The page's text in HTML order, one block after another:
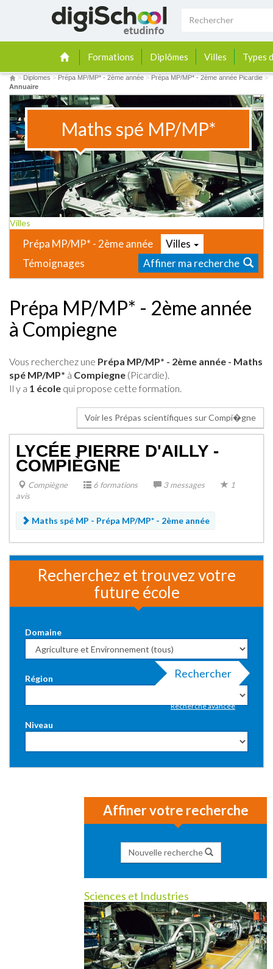
Formations Diplômes Villes Types
> Diplomes > Prépa MP/MP* - 2ème année > Prépa MP/MP* - 2ème année Picardie >
Annuaire
Maths spé MP/MP*
Villes
Prépa MP/MP* - 2ème année
Villes
Témoignages
Affiner ma recherche
Prépa MP/MP* - 2ème année
à Compiegne
Vous recherchez une Prépa MP/MP* - 2ème année - Maths
spé MP/MP* à Compiegne (Picardie).
Il y a 1 école qui propose cette formation.
Voir les Prépas scientifiques sur Compi�gne
LYCÉE PIERRE D'AILLY -
COMPIÈGNE
Compiègne 6 formations 3 messages
1
avis
Maths spé MP - Prépa MP/MP* - 2ème année
Recherchez et trouvez votre
future école
Domaine
Région
Niveau
Rechercher
Recherche avancée
Affiner votre recherche
Nouvelle recherche
Sciences et Industries